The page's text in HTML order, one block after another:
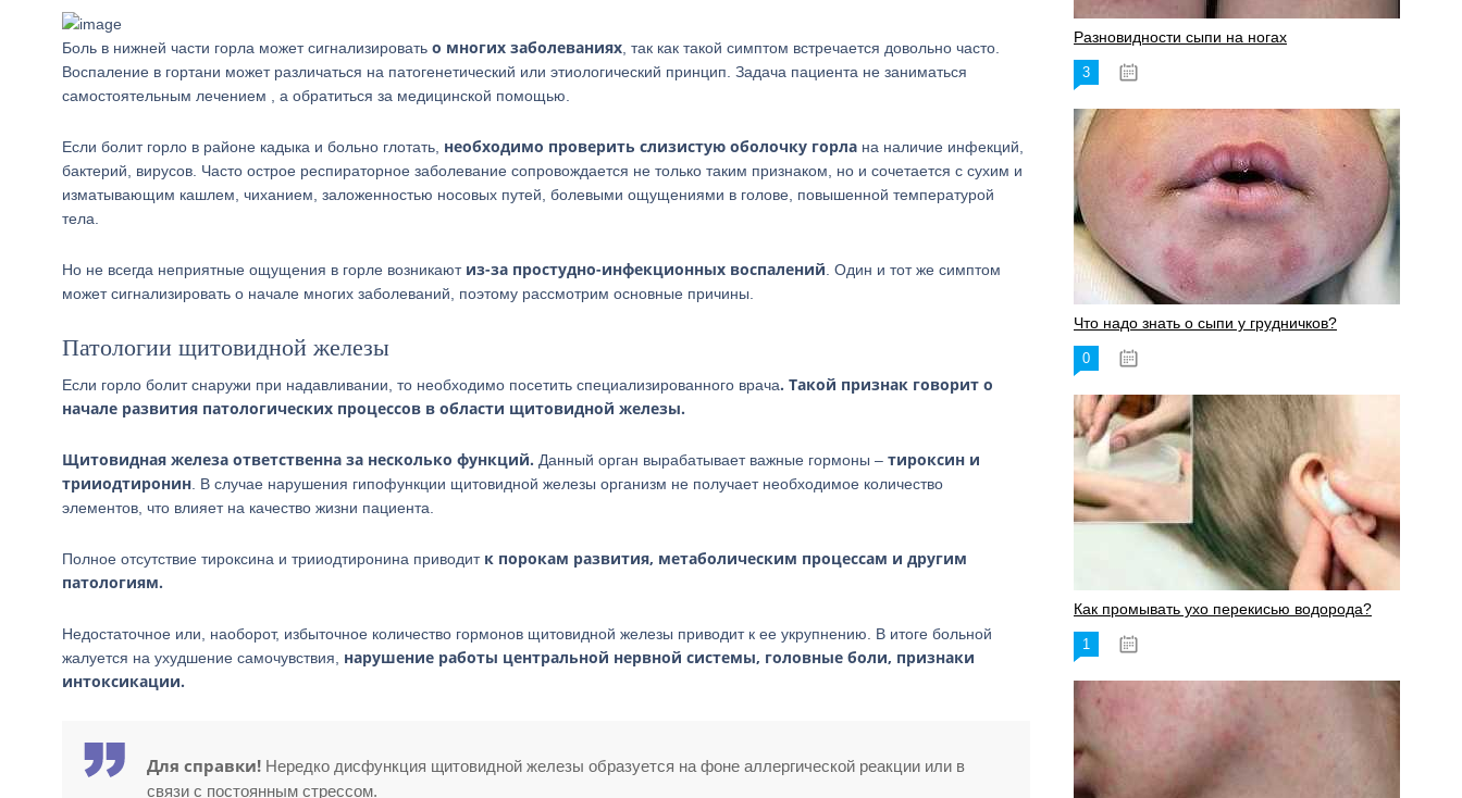
Боль в нижней части горла может сигнализировать о многих заболеваниях , так как такой симптом встречается довольно часто.
Воспаление в гортани может различаться на патогенетический или этиологический принцип. Задача пациента не заниматься
самостоятельным лечением , а обратиться за медицинской помощью.
Если болит горло в районе кадыка и больно глотать, необходимо проверить слизистую оболочку горла на наличие инфекций,
бактерий, вирусов. Часто острое респираторное заболевание сопровождается не только таким признаком, но и сочетается с сухим и
изматывающим кашлем, чиханием, заложенностью носовых путей, болевыми ощущениями в голове, повышенной температурой
тела.
Но не всегда неприятные ощущения в горле возникают из-за простудно-инфекционных воспалений . Один и тот же симптом
может сигнализировать о начале многих заболеваний, поэтому рассмотрим основные причины.
Патологии щитовидной железы
Если горло болит снаружи при надавливании, то необходимо посетить специализированного врача. Такой признак говорит о
начале развития патологических процессов в области щитовидной железы.
Щитовидная железа ответственна за несколько функций. Данный орган вырабатывает важные гормоны – тироксин и
трииодтиронин . В случае нарушения гипофункции щитовидной железы организм не получает необходимое количество
элементов, что влияет на качество жизни пациента.
Полное отсутствие тироксина и трииодтиронина приводит к порокам развития, метаболическим процессам и другим
патологиям.
Недостаточное или, наоборот, избыточное количество гормонов щитовидной железы приводит к ее укрупнению. В итоге больной
жалуется на ухудшение самочувствия, нарушение работы центральной нервной системы, головные боли, признаки
интоксикации.
Для справки! Нередко дисфункция щитовидной железы образуется на фоне аллергической реакции или в
связи с постоянным стрессом.
Разновидности сыпи на ногах
3
Что надо знать о сыпи у грудничков?
0
Как промывать ухо перекисью водорода?
1